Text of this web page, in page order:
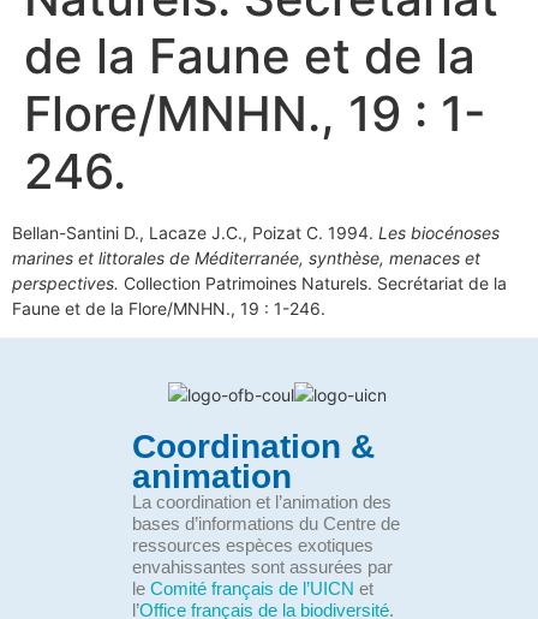
de la Faune et de la
Flore/MNHN., 19 : 1-
246.
Bellan-Santini D., Lacaze J.C., Poizat C. 1994. Les biocénoses
marines et littorales de Méditerranée, synthèse, menaces et
perspectives. Collection Patrimoines Naturels. Secrétariat de la
Faune et de la Flore/MNHN., 19 : 1-246.
Coordination &
animation
La coordination et l’animation des
bases d’informations du Centre de
ressources espèces exotiques
envahissantes sont assurées par
le Comité français de l’UICN et
l’Office français de la biodiversité.